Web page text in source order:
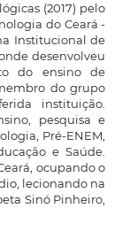
(2017) pelo
do Ceará -
Institucional de
desenvolveu
do ensino de
do grupo
instituição.
pesquisa e
Pré-ENEM,
e Saúde.
ocupando o
lecionando na
Sinó Pinheiro,